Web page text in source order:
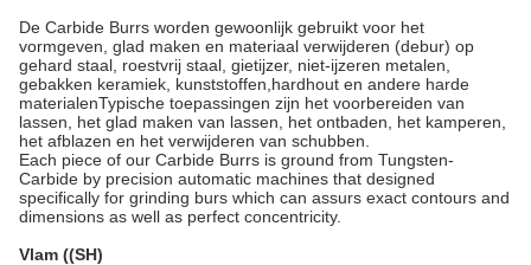
De Carbide Burrs worden gewoonlijk gebruikt voor het
vormgeven, glad maken en materiaal verwijderen (debur) op
gehard staal, roestvrij staal, gietijzer, niet-ijzeren metalen,
gebakken keramiek, kunststoffen,hardhout en andere harde
materialenTypische toepassingen zijn het voorbereiden van
lassen, het glad maken van lassen, het ontbaden, het kamperen,
het afblazen en het verwijderen van schubben.
Each piece of our Carbide Burrs is ground from Tungsten-
Carbide by precision automatic machines that designed
specifically for grinding burs which can assurs exact contours and
dimensions as well as perfect concentricity.
Vlam ((SH)